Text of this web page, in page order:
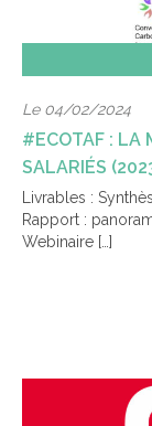
Le 04/02/2024
#ECOTAF : LA
SALARIÉS
Livrables :
Rapport :
Webinaire […]